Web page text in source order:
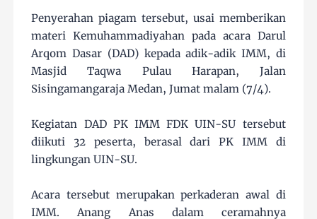
Penyerahan piagam tersebut, usai memberikan
materi Kemuhammadiyahan pada acara Darul
Arqom Dasar (DAD) kepada adik-adik IMM, di
Masjid Taqwa Pulau Harapan, Jalan
Sisingamangaraja Medan, Jumat malam (7/4).
Kegiatan DAD PK IMM FDK UIN-SU tersebut
diikuti 32 peserta, berasal dari PK IMM di
lingkungan UIN-SU.
Acara tersebut merupakan perkaderan awal di
IMM. Anang Anas dalam ceramahnya